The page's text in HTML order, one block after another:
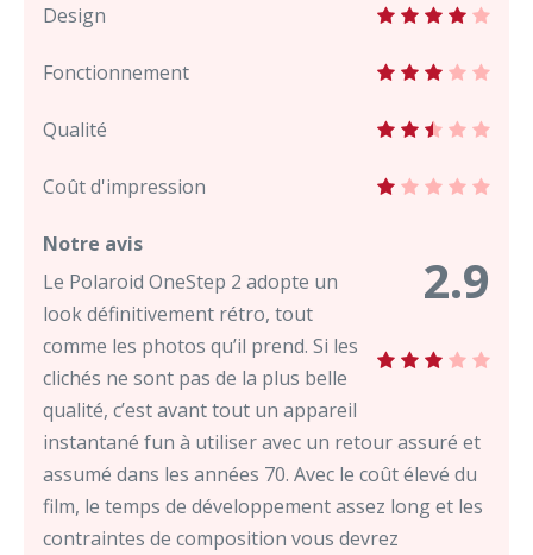
Design
Fonctionnement
Qualité
Coût d'impression
2.9
Notre avis
Le Polaroid OneStep 2 adopte un
look définitivement rétro, tout
comme les photos qu’il prend. Si les
clichés ne sont pas de la plus belle
qualité, c’est avant tout un appareil
instantané fun à utiliser avec un retour assuré et
assumé dans les années 70. Avec le coût élevé du
film, le temps de développement assez long et les
contraintes de composition vous devrez